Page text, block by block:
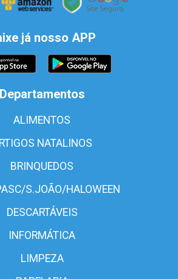
já nosso APP
Departamentos
ALIMENTOS
NATALINOS
BRINQUEDOS
S.JOÃO/HALOWEEN
DESCARTÁVEIS
INFORMÁTICA
LIMPEZA